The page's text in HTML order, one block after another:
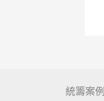
統籌案例